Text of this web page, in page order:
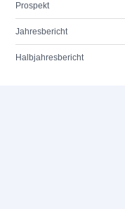
Prospekt
Jahresbericht
Halbjahresbericht